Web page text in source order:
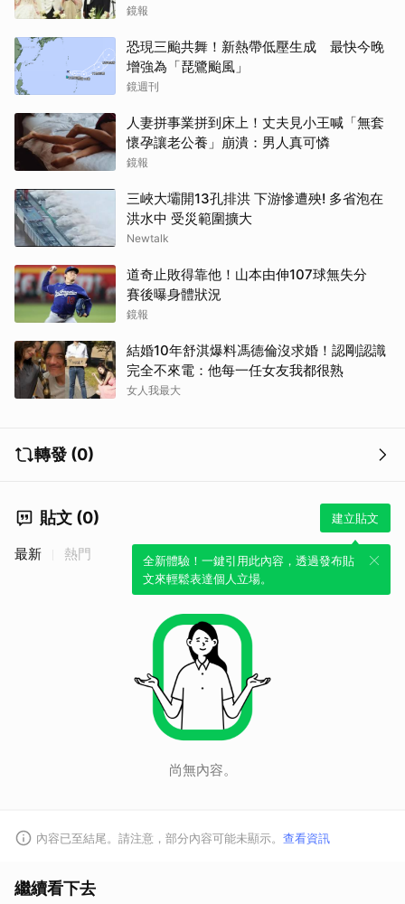
離開嗎？
鏡報
恐現三颱共舞！新熱帶低壓生成 最快今晚
增強為「琵鷺颱風」
鏡週刊
人妻拼事業拼到床上！丈夫見小王喊「無套
懷孕讓老公養」崩潰：男人真可憐
鏡報
三峽大壩開13孔排洪 下游慘遭殃! 多省泡在
洪水中 受災範圍擴大
Newtalk
道奇止敗得靠他！山本由伸107球無失分
賽後曝身體狀況
鏡報
結婚10年舒淇爆料馮德倫沒求婚！認剛認識
完全不來電：他每一任女友我都很熟
女人我最大
轉發 (0)
貼文 (0) 建立貼文
全新體驗！一鍵引用此內容，透過發布貼
文來輕鬆表達個人立場。
最新 熱門
尚無內容。
內容已至結尾。請注意，部分內容可能未顯示。 查看資訊
繼續看下去